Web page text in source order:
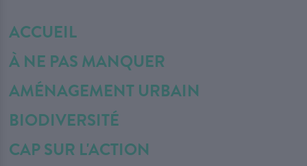
ACCUEIL
À NE PAS MANQUER
AMÉNAGEMENT URBAIN
BIODIVERSITÉ
CAP SUR L'ACTION